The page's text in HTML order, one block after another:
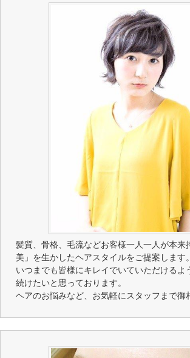
髪質、骨格、毛流などお客様一人一人が本来
美」を生かしたヘアスタイルをご提案します。
いつまでも皆様にキレイでいていただけるよ
続けたいと思っております。
ヘアのお悩みなど、お気軽にスタッフまで御